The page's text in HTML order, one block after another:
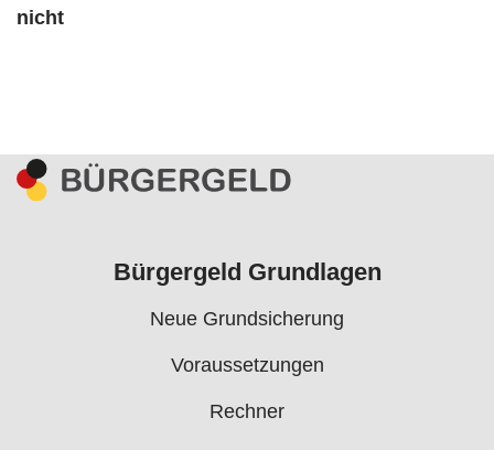
nicht
Bürgergeld Grundlagen
Neue Grundsicherung
Voraussetzungen
Rechner